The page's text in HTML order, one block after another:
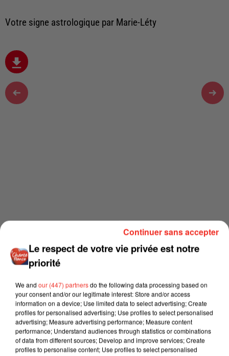
Votre signe astrologique par Marie-Léty
Le respect de votre vie privée est notre
priorité
We and our (447) partnersdo the following data processing based on
your consent and/or our legitimate interest: Store and/or access
information on a device; Use limited data to select advertising; Create
profiles for personalised advertising; Use profiles to select personalised
advertising; Measure advertising performance; Measure content
performance; Understand audiences through statistics or combinations
of data from different sources; Develop and improve services; Create
profiles to personalise content; Use profiles to select personalised
Continuer sans accepter